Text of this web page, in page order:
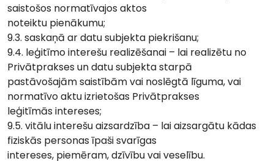
saistošos normatīvajos aktos
noteiktu pienākumu;
9.3. saskaņā ar datu subjekta piekrišanu;
9.4. leģitīmo interešu realizēšanai – lai realizētu no
Privātprakses un datu subjekta starpā
pastāvošajām saistībām vai noslēgtā līguma, vai
normatīvo aktu izrietošas Privātprakses
leģitīmās intereses;
9.5. vitālu interešu aizsardzība – lai aizsargātu kādas
fiziskās personas īpaši svarīgas
intereses, piemēram, dzīvību vai veselību.